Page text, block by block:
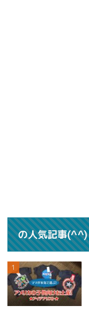
の人気記事(^^)